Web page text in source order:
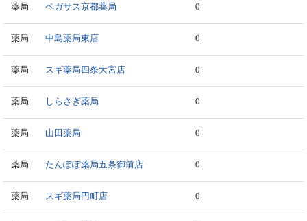
薬局 ペガサス京都薬局 0
薬局 中島薬局東店 0
薬局 スギ薬局四条大宮店 0
薬局 しらさぎ薬局 0
薬局 山田薬局 0
薬局 たんぽぽ薬局五条御前店 0
薬局 スギ薬局円町店 0